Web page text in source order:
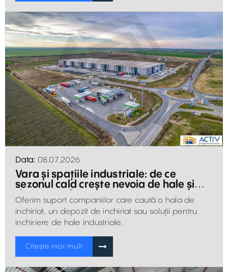
Data: 08.07.2026
Vara și spațiile industriale: de ce
sezonul cald crește nevoia de hale și
depozite eficiente
Oferim suport companiilor care caută o hala de
inchiriat, un depozit de inchiriat sau soluții pentru
inchiriere de hale industriale.
Citește mai mult